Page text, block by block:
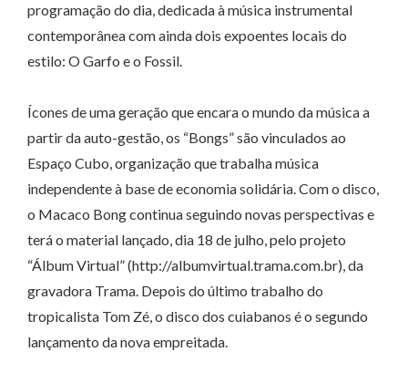
programação do dia, dedicada à música instrumental
contemporânea com ainda dois expoentes locais do
estilo: O Garfo e o Fossil.
Ícones de uma geração que encara o mundo da música a
partir da auto-gestão, os “Bongs” são vinculados ao
Espaço Cubo, organização que trabalha música
independente à base de economia solidária. Com o disco,
o Macaco Bong continua seguindo novas perspectivas e
terá o material lançado, dia 18 de julho, pelo projeto
“Álbum Virtual” (http://albumvirtual.trama.com.br), da
gravadora Trama. Depois do último trabalho do
tropicalista Tom Zé, o disco dos cuiabanos é o segundo
lançamento da nova empreitada.